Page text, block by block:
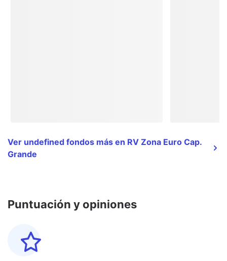
Ver undefined fondos más en RV Zona Euro Cap.
Grande
Puntuación y opiniones